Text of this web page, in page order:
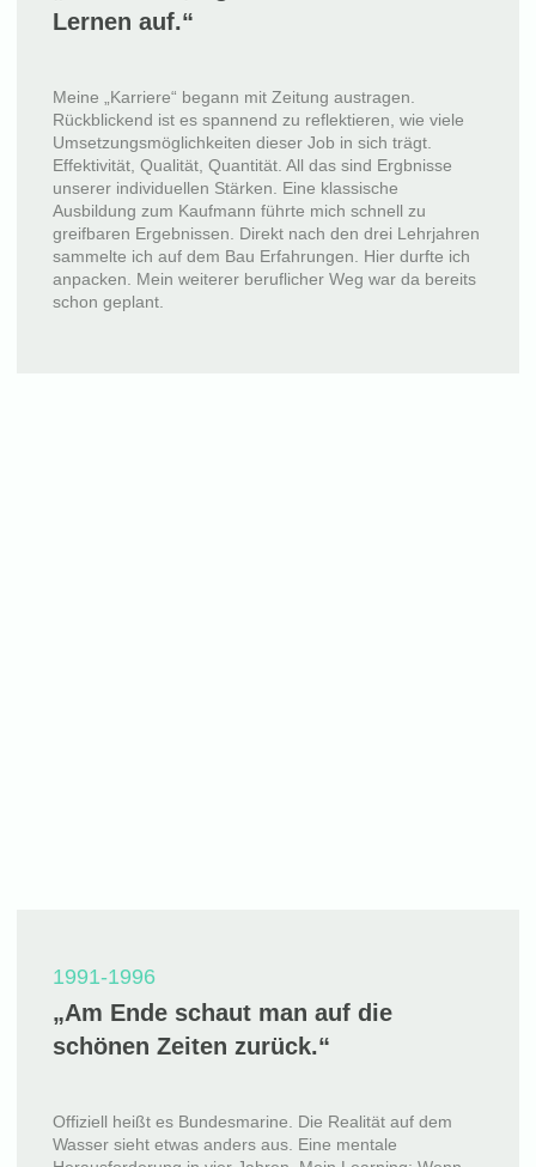
Lernen auf.“
Meine „Karriere“ begann mit Zeitung austragen.
Rückblickend ist es spannend zu reflektieren, wie viele
Umsetzungsmöglichkeiten dieser Job in sich trägt.
Effektivität, Qualität, Quantität. All das sind Ergbnisse
unserer individuellen Stärken. Eine klassische
Ausbildung zum Kaufmann führte mich schnell zu
greifbaren Ergebnissen. Direkt nach den drei Lehrjahren
sammelte ich auf dem Bau Erfahrungen. Hier durfte ich
anpacken. Mein weiterer beruflicher Weg war da bereits
schon geplant.
1991-1996
„Am Ende schaut man auf die
schönen Zeiten zurück.“
Offiziell heißt es Bundesmarine. Die Realität auf dem
Wasser sieht etwas anders aus. Eine mentale